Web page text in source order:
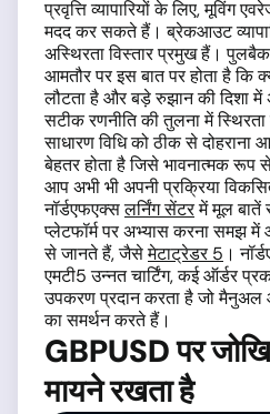
प्रवृत्ति व्यापारियों के लिए, मूविंग
मदद कर सकते हैं। ब्रेकआउट
अस्थिरता विस्तार प्रमुख हैं। पुलबैक
आमतौर पर इस बात पर होता है कि
लौटता है और बड़े रुझान की दिशा में
सटीक रणनीति की तुलना में
साधारण विधि को ठीक से दोहराना
बेहतर होता है जिसे भावनात्मक रूप
आप अभी भी अपनी प्रक्रिया
नॉर्डएफएक्सलर्निंग सेंटरमें मूल बातें
प्लेटफॉर्म पर अभ्यास करना समझ
से जानते हैं, जैसेमेटाट्रेडर 5 ।
एमटी5 उन्नत चार्टिंग, कई ऑर्डर
उपकरण प्रदान करता है जो मैनुअल
का समर्थन करते हैं।
GBPUSD पर
मायने रखता है